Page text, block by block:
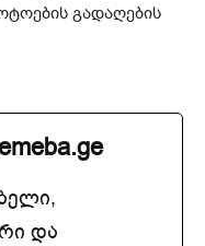
გადაღების
და